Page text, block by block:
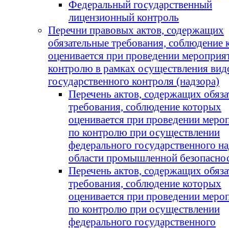
Федеральный государственный
лицензионный контроль
Перечни правовых актов, содержащих
обязательные требования, соблюдение
оценивается при проведении
контролю в рамках осуществления
государственного контроля (надзора)
Перечень актов, содержащих
требования, соблюдение которых
оценивается при проведении
по контролю при осуществлении
федерального государственного
области промышленной
Перечень актов, содержащих
требования, соблюдение которых
оценивается при проведении
по контролю при осуществлении
федерального государственного